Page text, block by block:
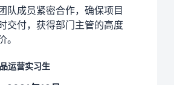
队成员紧密合作，确保项目
交付，获得部门主管的高度
。
运营实习生